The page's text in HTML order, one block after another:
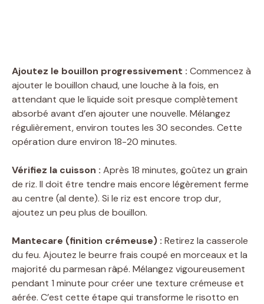
Ajoutez le bouillon progressivement : Commencez à
ajouter le bouillon chaud, une louche à la fois, en
attendant que le liquide soit presque complètement
absorbé avant d’en ajouter une nouvelle. Mélangez
régulièrement, environ toutes les 30 secondes. Cette
opération dure environ 18-20 minutes.
Vérifiez la cuisson : Après 18 minutes, goûtez un grain
de riz. Il doit être tendre mais encore légèrement ferme
au centre (al dente). Si le riz est encore trop dur,
ajoutez un peu plus de bouillon.
Mantecare (finition crémeuse) : Retirez la casserole
du feu. Ajoutez le beurre frais coupé en morceaux et la
majorité du parmesan râpé. Mélangez vigoureusement
pendant 1 minute pour créer une texture crémeuse et
aérée. C’est cette étape qui transforme le risotto en